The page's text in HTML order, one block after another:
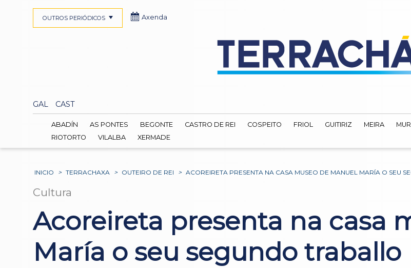
GAL CAST
OUTROS PERIÓDICOS Axenda
ABADÍN AS PONTES BEGONTE CASTRO DE REI COSPEITO FRIOL GUITIRIZ MEIRA
RIOTORTO
VILALBA XERMADE
INICIO > TERRACHAXA > OUTEIRO DE REI > ACOREIRETA PRESENTA NA CASA MUSEO DE MANUEL MARÍA O SEU
Cultura
Acoreireta presenta na casa
María o seu segundo traballo